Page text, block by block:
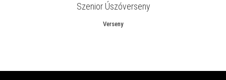
Szenior Úszóverseny
Verseny